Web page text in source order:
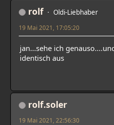
rolf Oldi-Liebhaber
19 Mai 2021, 17:05:20
jan...sehe ich
identisch aus
rolf.soler
19 Mai 2021, 22:56:30